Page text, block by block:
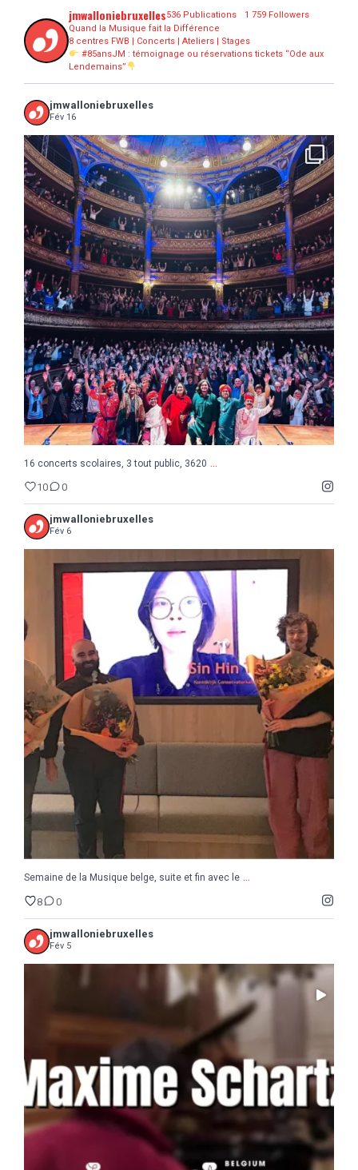
jmwalloniebruxelles536 Publications
1 759 Followers
Quand la Musique fait la Différence
8 centres FWB | Concerts | Ateliers | Stages
#85ansJM : témoignage ou réservations tickets “Ode aux
Lendemains”
jmwalloniebruxelles
Fév 16
16 concerts scolaires, 3 tout public, 3620 ...
10 0
16 concerts scolaires, 3 tout public, 3620 ...
10 0
jmwalloniebruxelles
Fév 6
Semaine de la Musique belge, suite et fin avec le ...
Semaine de la Musique belge, suite et fin avec le ...
8 0
jmwalloniebruxelles
Fév 5
Il ne reste que 10 jours pour sauter le pas : ...
5